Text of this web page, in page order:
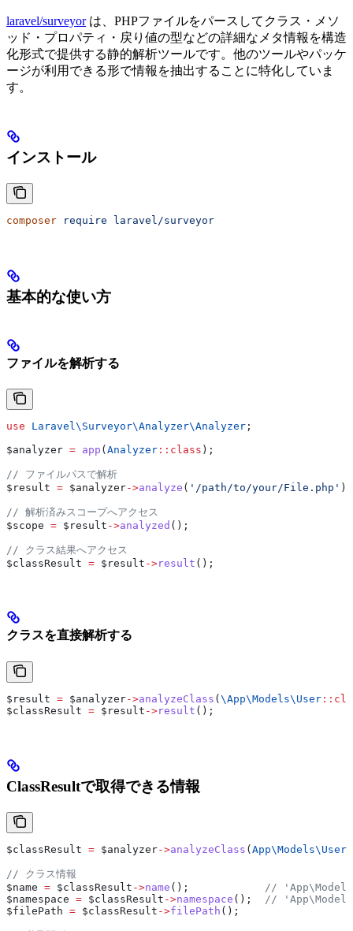
laravel/surveyorは、PHPファイルをパースしてクラス・メソ
ッド・プロパティ・戻り値の型などの詳細なメタ情報を構造
化形式で提供する静的解析ツールです。他のツールやパッケ
ージが利用できる形で情報を抽出することに特化していま
す。
インストール
composer require laravel/surveyor
基本的な使い方
ファイルを解析する
use Laravel\Surveyor\Analyzer\Analyzer ;
$analyzer = app ( Analyzer :: class );
// ファイルパスで解析
$result = $analyzer->analyze ( '/path/to/your/File.php' );
// 解析済みスコープへアクセス
$scope = $result ->analyzed ();
// クラス結果へアクセス
$classResult = $result ->result ();
クラスを直接解析する
$result = $analyzer->analyzeClass (\App\Models\ User ::
$classResult = $result ->result ();
ClassResultで取得できる情報
$classResult = $analyzer->analyzeClass ( App\Models\ User
// クラス情報
$name = $classResult ->name (); //
$namespace = $classResult ->namespace (); //
$filePath = $classResult ->filePath ();